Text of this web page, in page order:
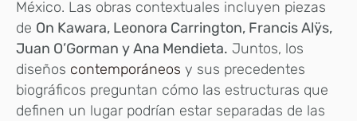
México. Las obras contextuales incluyen piezas
de On Kawara, Leonora Carrington, Francis Alÿs,
Juan O’Gorman y Ana Mendieta. Juntos, los
diseños contemporáneos y sus precedentes
biográficos preguntan cómo las estructuras que
definen un lugar podrían estar separadas de las